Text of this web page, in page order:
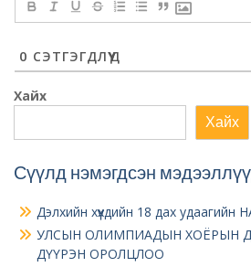
0 СЭТГЭГДЛҮҮД
Хайх
Хайх
Сүүлд нэмэгдсэн
Дэлхийн хүүхдийн 18 дах удаагийн
УЛСЫН ОЛИМПИАДЫН ХОЁРЫН
ДҮҮРЭН ОРОЛЦЛОО